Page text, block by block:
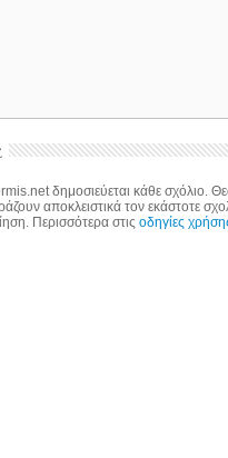
δημοσιεύεται κάθε σχόλιο.
αποκλειστικά τον εκάστοτε
Περισσότερα στιςοδηγίες